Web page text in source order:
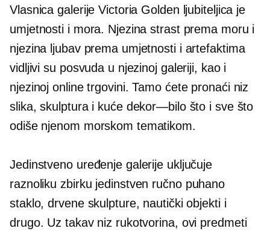
Vlasnica galerije Victoria Golden ljubiteljica je
umjetnosti i mora. Njezina strast prema moru i
njezina ljubav prema umjetnosti i artefaktima
vidljivi su posvuda u njezinoj galeriji, kao i
njezinoj online trgovini. Tamo ćete pronaći niz
slika, skulptura i kuće dekor—bilo što i sve što
odiše njenom morskom tematikom.
Jedinstveno uređenje galerije uključuje
raznoliku zbirku jedinstven ručno puhano
staklo, drvene skulpture, nautički objekti i
drugo. Uz takav niz rukotvorina, ovi predmeti